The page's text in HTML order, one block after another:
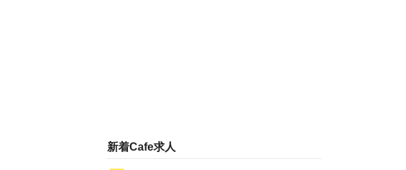
新着Cafe求人